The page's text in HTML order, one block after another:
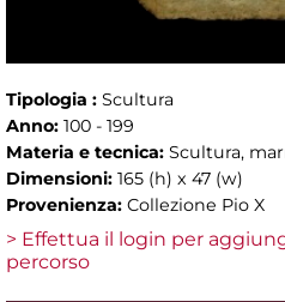
Tipologia : Scultura
Anno: 100 - 199
Materia e tecnica: Scultura,
Dimensioni: 165 (h) x 47 (w)
Provenienza: Collezione Pio X
> Effettua il login per
percorso